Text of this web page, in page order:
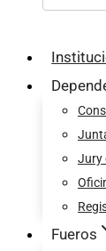
Jury
Fueros